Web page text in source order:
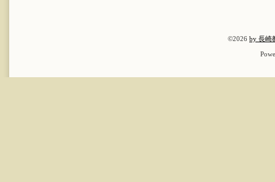
©2026 by 長崎